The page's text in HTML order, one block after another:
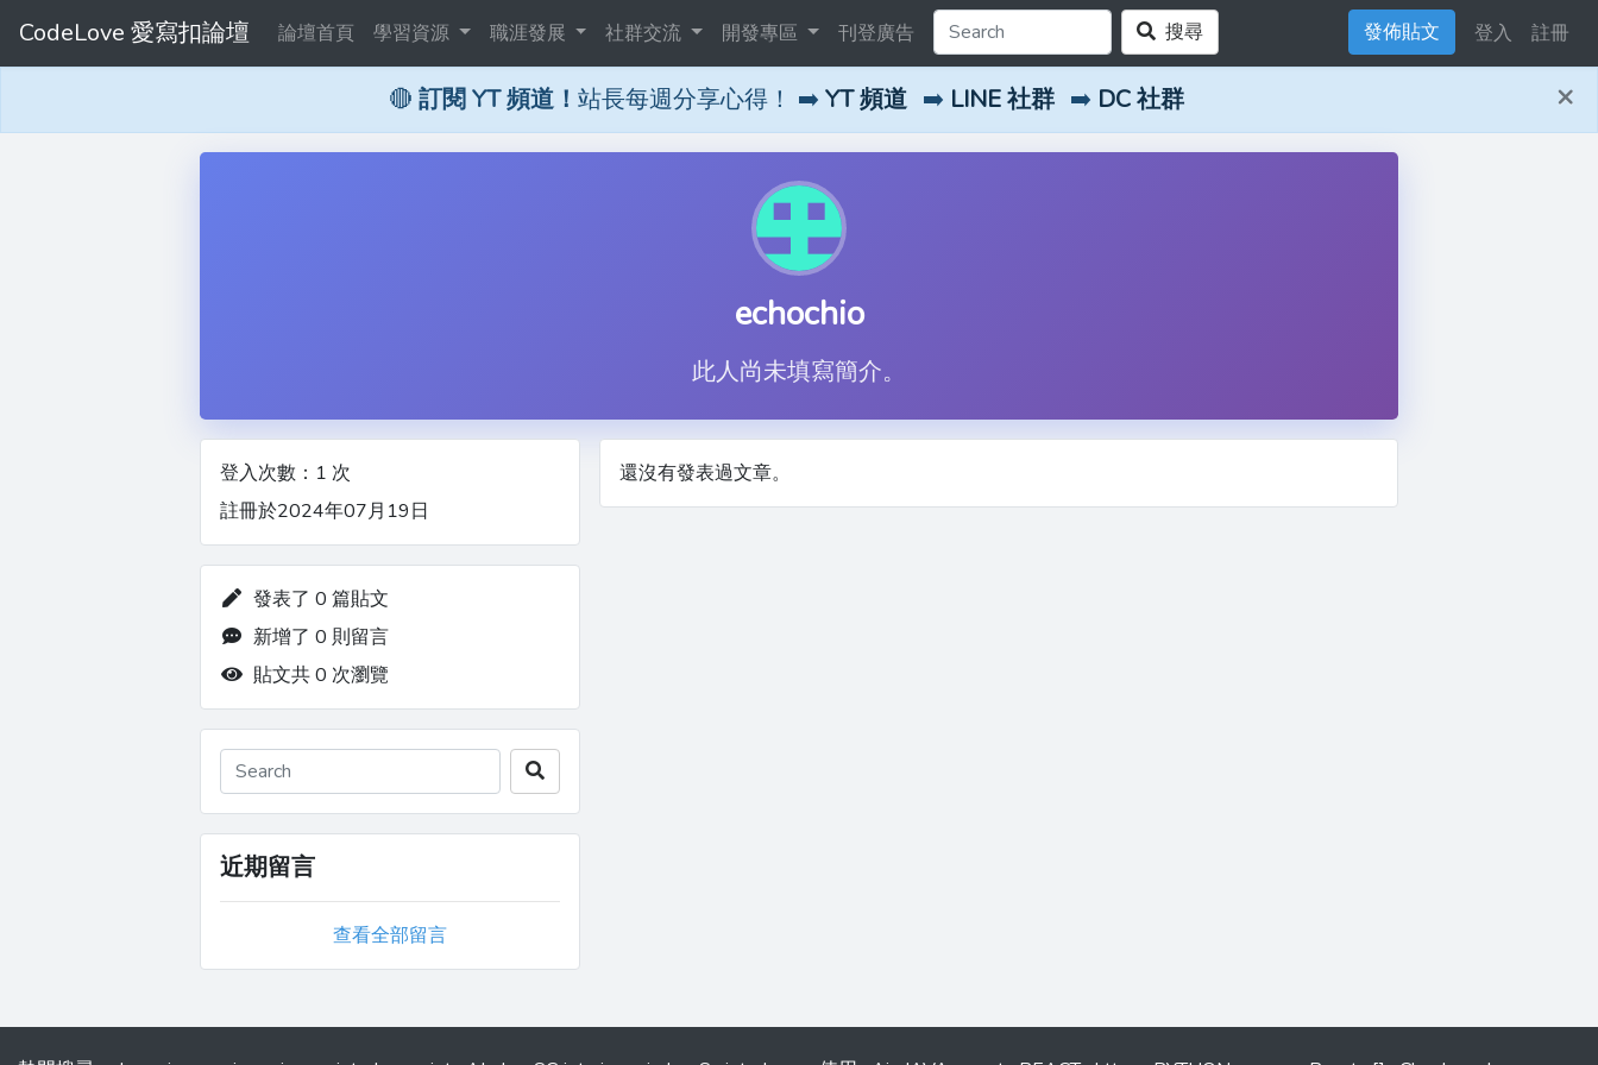
CodeLove 愛寫扣論壇 論壇首頁 學習資源 職涯發展 社群交流 開發專區 刊登廣告 搜尋 發佈貼文 登入 註冊
🔴 訂閱 YT 頻道！ 站長每週分享心得！ ➡️ YT 頻道 ➡️ LINE 社群 ➡️ DC 社群 ×
echochio
此人尚未填寫簡介。
登入次數：1 次
註冊於2024年07月19日
發表了 0 篇貼文
新增了 0 則留言
貼文共 0 次瀏覽
近期留言
查看全部留言
還沒有發表過文章。